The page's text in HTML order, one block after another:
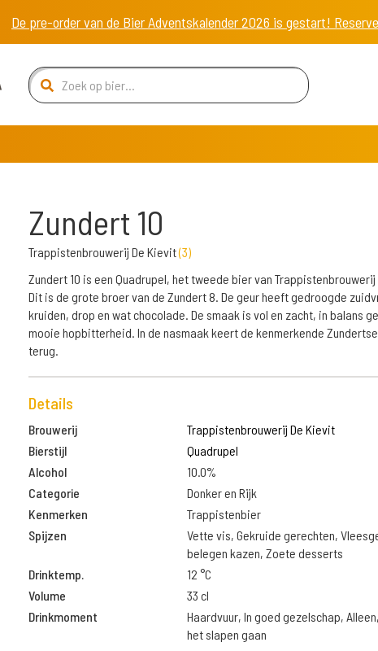
De pre-order van de Bier Adventskalender 2026 is gestart!
Zundert 10
Trappistenbrouwerij De Kievit(3)
Zundert 10 is een Quadrupel, het tweede bier van
Dit is de grote broer van de Zundert 8. De geur heeft gedroogde
kruiden, drop en wat chocolade. De smaak is vol en zacht, in balans
mooie hopbitterheid. In de nasmaak keert de kenmerkende
terug.
Details
Brouwerij
Trappistenbrouwerij De Kievit
Bierstijl
Quadrupel
Alcohol
10.0%
Categorie
Donker en Rijk
Kenmerken
Trappistenbier
Spijzen
Vette vis, Gekruide gerechten,
belegen kazen, Zoete desserts
Drinktemp.
12 °C
Volume
33 cl
Drinkmoment
Haardvuur, In goed gezelschap,
het slapen gaan